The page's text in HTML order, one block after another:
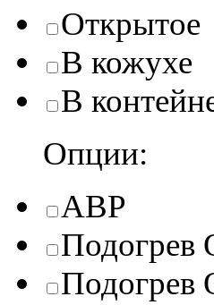
Открытое
В кожухе
В
Опции:
АВР
Подогрев
Подогрев